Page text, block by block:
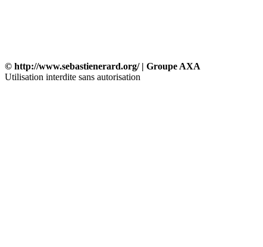
© http://www.sebastienerard.org/ | Groupe AXA
Utilisation interdite sans autorisation